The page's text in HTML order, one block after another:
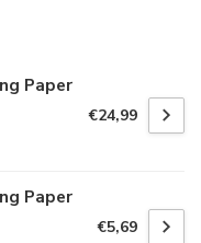
Paper
€24,99
Paper
€5,69